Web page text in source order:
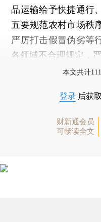
品运输给予快捷通行
五要规范农村市场秩
严厉打击假冒伪劣等
各领域不合理规定，
本文共计
登录 后获
财新通会员
可畅读全文